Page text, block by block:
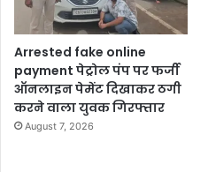
Arrested fake online
payment पेट्रोल पंप पर फर्जी
ऑनलाइन पेमेंट दिखाकर ठगी
करने वाला युवक गिरफ्तार
August 7, 2026